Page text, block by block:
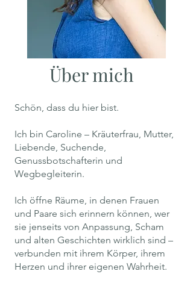
Über mich
Schön, dass du hier bist.
Ich bin Caroline – Kräuterfrau, Mutter,
Liebende, Suchende,
Genussbotschafterin und
Wegbegleiterin.
Ich öffne Räume, in denen Frauen
und Paare sich erinnern können, wer
sie jenseits von Anpassung, Scham
und alten Geschichten wirklich sind –
verbunden mit ihrem Körper, ihrem
Herzen und ihrer eigenen Wahrheit.